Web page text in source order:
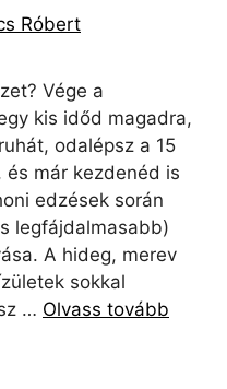
Róbert
Vége a
kis időd magadra,
odalépsz a 15
és már kezdenéd is
edzések során
legfájdalmasabb)
A hideg, merev
sokkal
… Olvass tovább